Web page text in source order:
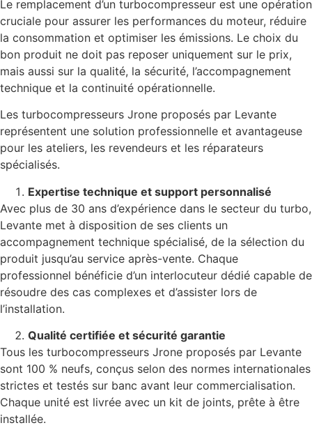
Le remplacement d’un turbocompresseur est une opération
cruciale pour assurer les performances du moteur, réduire
la consommation et optimiser les émissions. Le choix du
bon produit ne doit pas reposer uniquement sur le prix,
mais aussi sur la qualité, la sécurité, l’accompagnement
technique et la continuité opérationnelle.
Les turbocompresseurs Jrone proposés par Levante
représentent une solution professionnelle et avantageuse
pour les ateliers, les revendeurs et les réparateurs
spécialisés.
Expertise technique et support personnalisé
Avec plus de 30 ans d’expérience dans le secteur du turbo,
Levante met à disposition de ses clients un
accompagnement technique spécialisé, de la sélection du
produit jusqu’au service après-vente. Chaque
professionnel bénéficie d’un interlocuteur dédié capable de
résoudre des cas complexes et d’assister lors de
l’installation.
Qualité certifiée et sécurité garantie
Tous les turbocompresseurs Jrone proposés par Levante
sont 100 % neufs, conçus selon des normes internationales
strictes et testés sur banc avant leur commercialisation.
Chaque unité est livrée avec un kit de joints, prête à être
installée.